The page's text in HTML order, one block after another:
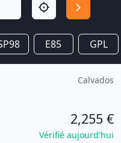
E85 GPL
Calvados
2,255 €
Vérifié aujourd'hui